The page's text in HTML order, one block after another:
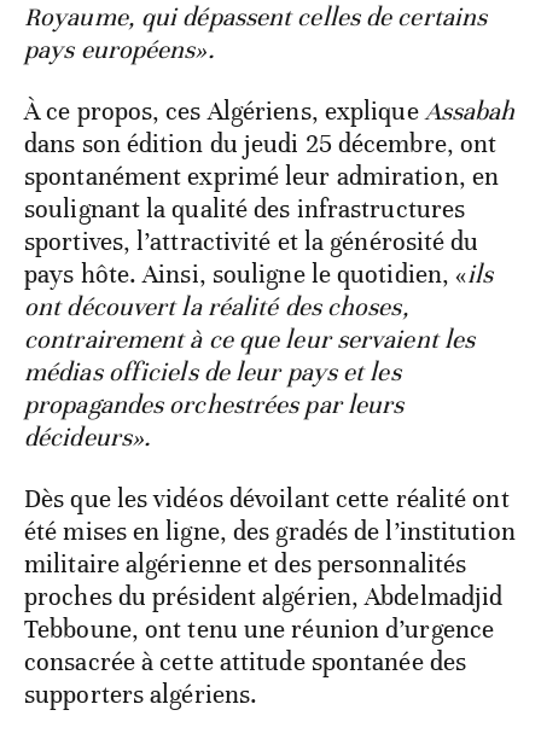
Royaume, qui dépassent celles de certains
pays européens».
À ce propos, ces Algériens, expliqueAssabah
dans son édition du jeudi 25 décembre, ont
spontanément exprimé leur admiration, en
soulignant la qualité des infrastructures
sportives, l’attractivité et la générosité du
pays hôte. Ainsi, souligne le quotidien, «ils
ont découvert la réalité des choses,
contrairement à ce que leur servaient les
médias officiels de leur pays et les
propagandes orchestrées par leurs
décideurs».
Dès que les vidéos dévoilant cette réalité ont
été mises en ligne, des gradés de l’institution
militaire algérienne et des personnalités
proches du président algérien, Abdelmadjid
Tebboune, ont tenu une réunion d’urgence
consacrée à cette attitude spontanée des
supporters algériens.